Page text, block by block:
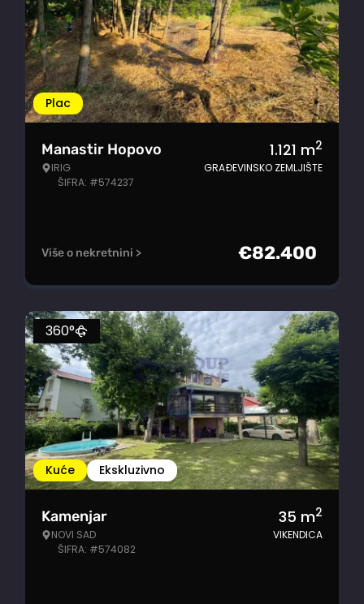
Plac
Manastir Hopovo
IRIG
ŠIFRA: #574237
1.121 m2
GRAĐEVINSKO ZEMLJIŠTE
Više o nekretnini > €82.400
Kuće Ekskluzivno
360°
Kamenjar
NOVI SAD
ŠIFRA: #574082
35 m2
VIKENDICA